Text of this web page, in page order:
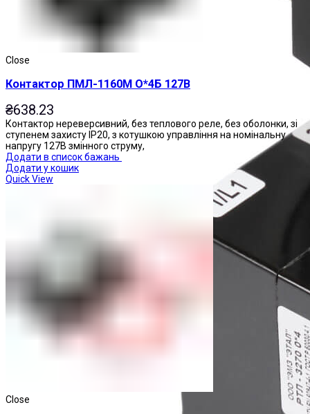
Close
Контактор ПМЛ-1160М О*4Б 127В
₴638.23
Контактор нереверсивний, без теплового реле, без оболонки, зі
ступенем захисту IP20, з котушкою управління на номінальну
напругу 127В змінного струму,
Додати в список бажань
Додати у кошик
Quick View
Close